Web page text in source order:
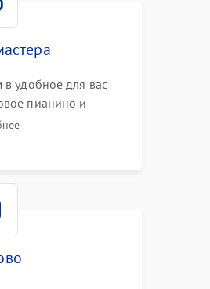
удобное для вас
пианино и